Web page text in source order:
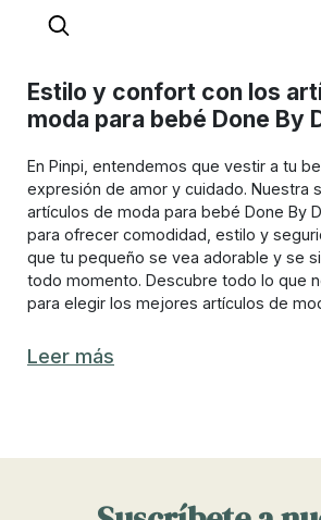
Estilo y confort con los
moda para bebé Done By
En Pinpi, entendemos que vestir a tu
expresión de amor y cuidado. Nuestra
artículos de moda para bebé Done By
para ofrecer comodidad, estilo y
que tu pequeño se vea adorable y se
todo momento. Descubre todo lo que
para elegir los mejores artículos de
Los mejores artículos de
Done By Deer
comodidad de tu bebé. En Pinpi,
duraderos con diseños encantadores.
Leer más